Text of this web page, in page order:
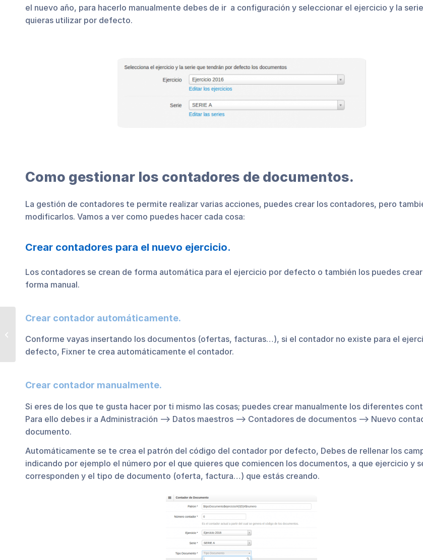
el nuevo año, para hacerlo manualmente debes de ir a configuración y seleccionar el ejercicio y la
quieras utilizar por defecto.
Como gestionar los contadores de documentos.
La gestión de contadores te permite realizar varias acciones, puedes crear los contadores, pero
modificarlos. Vamos a ver como puedes hacer cada cosa:
Crear contadores para el nuevo ejercicio.
Los contadores se crean de forma automática para el ejercicio por defecto o también los puedes
forma manual.
Crear contador automáticamente.
Conforme vayas insertando los documentos (ofertas, facturas…), si el contador no existe para el
defecto, Fixner te crea automáticamente el contador.
Crear contador manualmente.
Si eres de los que te gusta hacer por ti mismo las cosas; puedes crear manualmente los diferentes
Para ello debes ir a Administración –> Datos maestros –> Contadores de documentos –> Nuevo
documento.
Automáticamente se te crea el patrón del código del contador por defecto, Debes de rellenar los
indicando por ejemplo el número por el que quieres que comiencen los documentos, a que ejercicio y
corresponden y el tipo de documento (oferta, factura…) que estás creando.
Adelantamos la
novedades y mejoras
en Fixner